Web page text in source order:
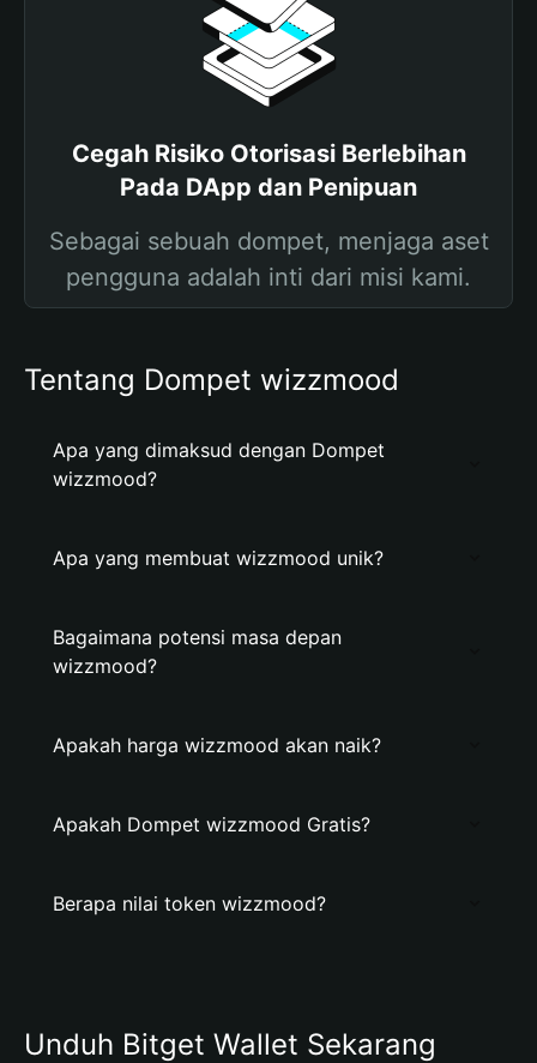
Cegah Risiko Otorisasi Berlebihan
Pada DApp dan Penipuan
Sebagai sebuah dompet, menjaga aset
pengguna adalah inti dari misi kami.
Tentang Dompet wizzmood
Apa yang dimaksud dengan Dompet
wizzmood?
Apa yang membuat wizzmood unik?
Bagaimana potensi masa depan
wizzmood?
Apakah harga wizzmood akan naik?
Apakah Dompet wizzmood Gratis?
Berapa nilai token wizzmood?
Unduh Bitget Wallet Sekarang